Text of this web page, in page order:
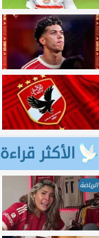
الأكثر قراءة
الرياضة